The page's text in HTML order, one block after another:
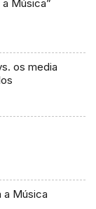
a Música”
os media
a Música